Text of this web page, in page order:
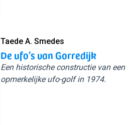
Taede A. Smedes
De ufo’s van Gorredijk
Een historische constructie van een
opmerkelijke ufo-golf in 1974.